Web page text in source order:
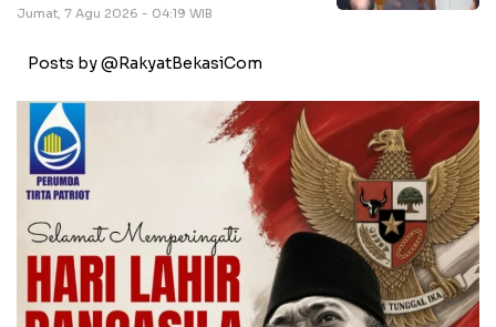
Jumat, 7 Agu 2026 - 04:19 WIB
Posts by @RakyatBekasiCom